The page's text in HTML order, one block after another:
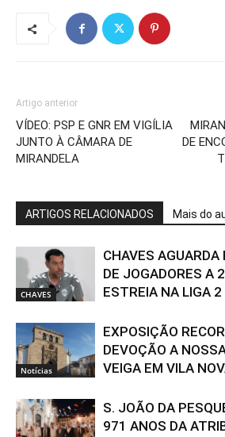
Artigo anterior
VÍDEO: PSP E GNR EM VIGÍLIA
JUNTO À CÂMARA DE
MIRANDELA
DE
ARTIGOS RELACIONADOS Mais do
CHAVES
CHAVES
DE JOGADORES A
ESTREIA NA LIGA 2
Notícias
EXPOSIÇÃO
DEVOÇÃO A
VEIGA EM VILA
S. JOÃO DA
971 ANOS DA